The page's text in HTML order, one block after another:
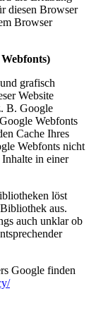
diesen Browser
Browser
grafisch
Website
B. Google
Webfonts
Cache Ihres
Webfonts nicht
in einer
löst
aus.
auch unklar ob
Google finden